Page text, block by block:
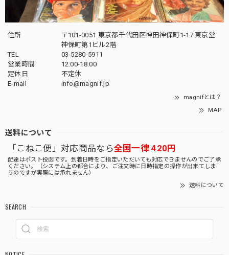
住所
〒101-0051 東京都千代田区神田神保町1-17 東京堂
神保町第1ビル2階
TEL
03-5280-5911
営業時間
12:00-18:00
定休日
不定休
E-mail
info@magnif.jp
magnifとは？
MAP
送料について
「こねこ便」対応商品なら全国一律 420円
配達はポスト投函です。到着日時をご指定いただいても対応できませんのでご了承
ください。（システム上の都合により、ご注文時に日時指定の操作が出来てしま
うのですが実際には承れません）
送料について
SEARCH